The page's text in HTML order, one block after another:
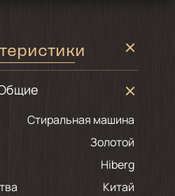
Стиральная машина
золотой
Hiberg
Китай